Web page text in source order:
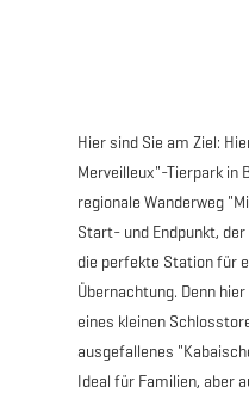
Hier sind Sie am Ziel:
Merveilleux"-Tierpark in
regionale Wanderweg
Start- und Endpunkt,
die perfekte Station für
Übernachtung. Denn
eines kleinen
ausgefallenes
Ideal für Familien, aber